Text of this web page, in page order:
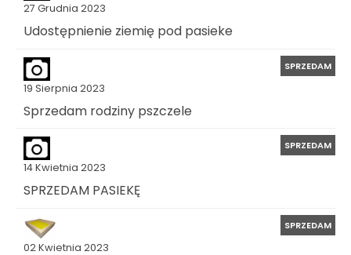
27 Grudnia 2023
Udostępnienie ziemię pod pasieke
19 Sierpnia 2023
SPRZEDAM
Sprzedam rodziny pszczele
14 Kwietnia 2023
SPRZEDAM
SPRZEDAM PASIEKĘ
02 Kwietnia 2023
SPRZEDAM